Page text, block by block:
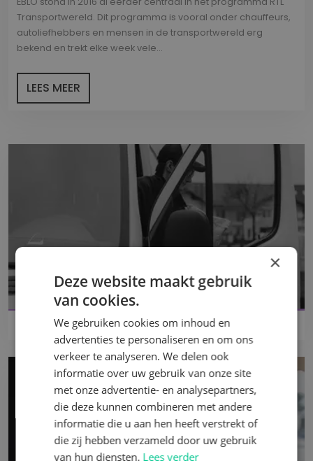
Transportwereld. Dit programma is vooral onder chauffeurs,
autoliefhebbers en mensen in de transportwereld erg
bekend en trekt elke week vele...
LEES MEER
Maatwerkstoelen transport
×
Deze website maakt gebruik
van cookies.
We gebruiken cookies om inhoud en
advertenties te personaliseren en om ons
verkeer te analyseren. We delen ook
informatie over uw gebruik van onze site
met onze advertentie- en analysepartners,
die deze kunnen combineren met andere
informatie die u aan hen heeft verstrekt of
die zij hebben verzameld door uw gebruik
van hun diensten. Lees verder